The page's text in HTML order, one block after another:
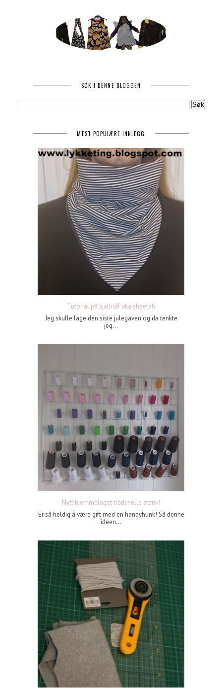
SØK I DENNE BLOGGEN
MEST POPULÆRE INNLEGG
Tutorial på sjalbuff aka sheetah
Jeg skulle lage den siste julegaven og da tenkte
jeg...
Nytt hjemmelaget trådsnelle stativ!
Er så heldig å være gift med en handyhunk! Så denne
ideen...